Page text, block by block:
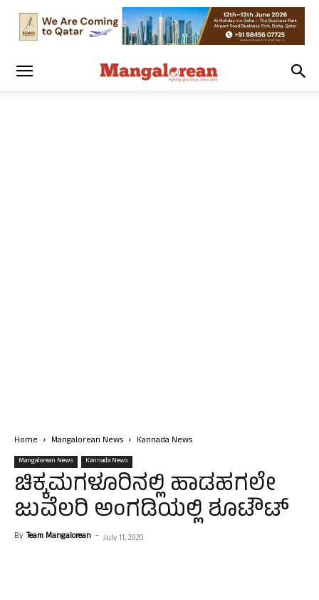
Home Mangalorean News Kannada News
Mangalorean News Kannada News
ಚಿಕ್ಕಮಗಳೂರಿನಲ್ಲಿ ಹಾಡಹಗಲೇ
ಜುವೆಲರಿ ಅಂಗಡಿಯಲ್ಲಿ ಶೂಟೌಟ್
By Team Mangalorean - July 11, 2020